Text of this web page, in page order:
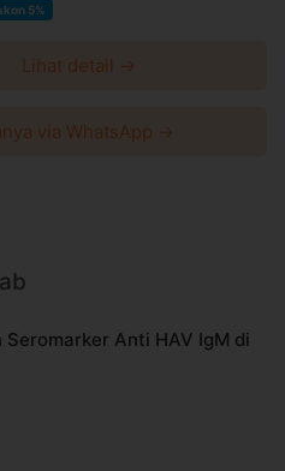
5%
Lihat detail →
via WhatsApp →
Seromarker Anti HAV IgM di